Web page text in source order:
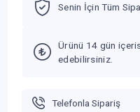
Senin İçin Tüm
Ürünü 14 gün
edebilirsiniz.
Telefonla Sipariş